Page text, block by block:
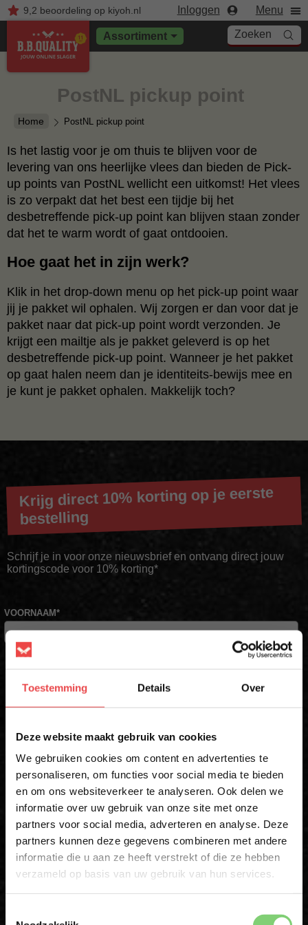
Toestemming Details Over
Deze website maakt gebruik van cookies
We gebruiken cookies om content en advertenties te
personaliseren, om functies voor social media te bieden
en om ons websiteverkeer te analyseren. Ook delen we
informatie over uw gebruik van onze site met onze
partners voor social media, adverteren en analyse. Deze
partners kunnen deze gegevens combineren met andere
informatie die u aan ze heeft verstrekt of die ze hebben
verzameld op basis van uw gebruik van hun services.
9,2 beoordelingop kiyoh.nl Inloggen Menu
Assortiment Zoeken
Home PostNL pickup point
PostNL pickup point
Is het lastig voor je om thuis te blijven voor de
levering van ons heerlijke vlees dan bieden de Pick-
up points van PostNL wellicht een uitkomst! Het vlees
is zo verpakt dat het best een tijdje bij het
desbetreffende pick-up point kan blijven staan zonder
dat het te warm wordt of gaat ontdooien.
Hoe gaat het in zijn werk?
Klik in het drop-down menu op het pick-up point waar
jij je pakket wil ophalen. Wij zorgen er dan voor dat je
pakket naar dat pick-up point wordt verzonden. Je
krijgt een mailtje als je pakket geleverd is op het
desbetreffende pick-up point. Wanneer je het pakket
op gaat halen neem dan je identiteits-bewijs mee en
je kunt je pakket ophalen. Makkelijk toch?
10% korting op je
eerste bestelling*
Schrijf je in voor onze nieuwsbrief en ontvang direct
10% korting op jouw eerste bestelling.
VOORNAAM
ACHTERNAAM
Krijg direct 10% korting op je eerste
bestelling
Schrijf je in voor onze nieuwsbrief en ontvang direct jouw
kortingscode voor 10% korting*
* Alleen voor eerste inschrijvers. Korting niet geldig op afgeprijsde
producten
VOORNAAM*
ACHTERNAAM
Schrijf mij in
Download de BBQuality App
Altijd als eerste op de hoogte zijn van nieuwe acties,